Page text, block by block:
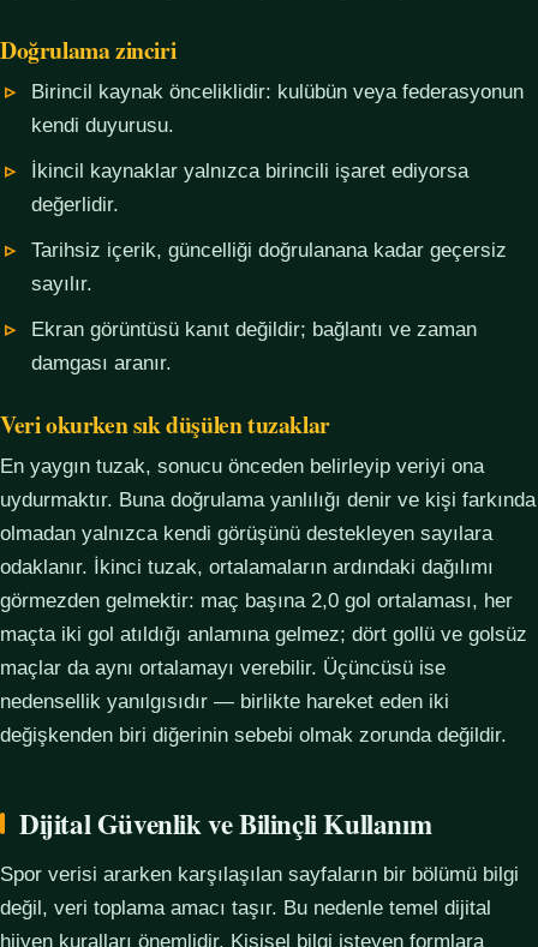
Doğrulama zinciri
Birincil kaynak önceliklidir: kulübün veya federasyonun
kendi duyurusu.
İkincil kaynaklar yalnızca birincili işaret ediyorsa
değerlidir.
Tarihsiz içerik, güncelliği doğrulanana kadar geçersiz
sayılır.
Ekran görüntüsü kanıt değildir; bağlantı ve zaman
damgası aranır.
Veri okurken sık düşülen tuzaklar
En yaygın tuzak, sonucu önceden belirleyip veriyi ona
uydurmaktır. Buna doğrulama yanlılığı denir ve kişi farkında
olmadan yalnızca kendi görüşünü destekleyen sayılara
odaklanır. İkinci tuzak, ortalamaların ardındaki dağılımı
görmezden gelmektir: maç başına 2,0 gol ortalaması, her
maçta iki gol atıldığı anlamına gelmez; dört gollü ve golsüz
maçlar da aynı ortalamayı verebilir. Üçüncüsü ise
nedensellik yanılgısıdır — birlikte hareket eden iki
değişkenden biri diğerinin sebebi olmak zorunda değildir.
Dijital Güvenlik ve Bilinçli Kullanım
Spor verisi ararken karşılaşılan sayfaların bir bölümü bilgi
değil, veri toplama amacı taşır. Bu nedenle temel dijital
hijyen kuralları önemlidir. Kişisel bilgi isteyen formlara